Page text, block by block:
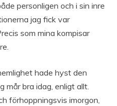
personligen och i sin inre
jag fick var
som mina kompisar
hade hyst den
mår bra idag, enligt allt.
förhoppningsvis imorgon,